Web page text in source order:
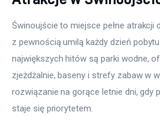
Świnoujście to miejsce pełne atrakcji
z pewnością umilą każdy dzień
największych hitów są parki wodne,
zjeżdżalnie, baseny i strefy zabaw w
rozwiązanie na gorące letnie dni, gdy
staje się priorytetem.